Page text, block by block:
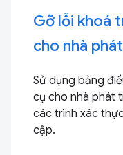
Gỡ lỗi khoá
cho nhà
Sử dụng bảng
cụ cho nhà phát
các trình xác
cập.